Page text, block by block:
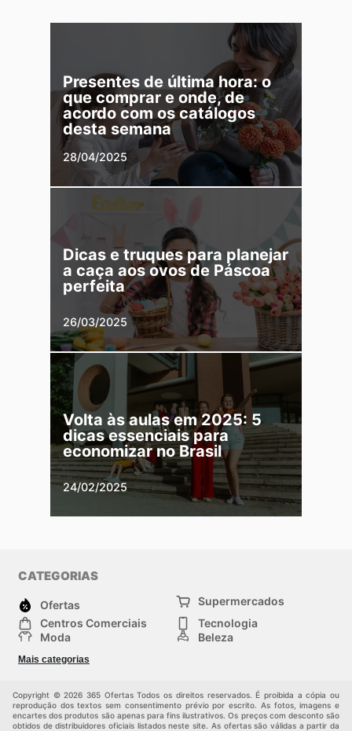
Presentes de última hora: o
que comprar e onde, de
acordo com os catálogos
desta semana
28/04/2025
Dicas e truques para planejar
a caça aos ovos de Páscoa
perfeita
26/03/2025
Volta às aulas em 2025: 5
dicas essenciais para
economizar no Brasil
24/02/2025
CATEGORIAS
Ofertas
Supermercados
Centros Comerciais
Tecnologia
Moda
Beleza
Construção e jardinagem
Mais categorias
Copyright © 2026 365 Ofertas Todos os direitos reservados. É proibida a cópia ou
reprodução dos textos sem consentimento prévio por escrito. As fotos, imagens e
encartes dos produtos são apenas para fins ilustrativos. Os preços com desconto são
obtidos de distribuidores oficiais listados neste site. As ofertas são válidas a partir da